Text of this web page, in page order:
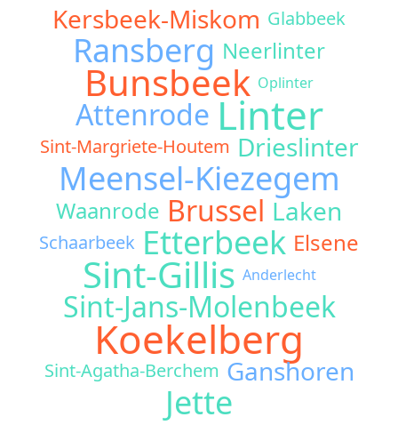
Kersbeek-Miskom Glabbeek
Ransberg Neerlinter
Bunsbeek Oplinter
Attenrode Linter
Sint-Margriete-Houtem Drieslinter
Meensel-Kiezegem
Waanrode Brussel Laken
Schaarbeek Etterbeek Elsene
Sint-Gillis Anderlecht
Sint-Jans-Molenbeek
Koekelberg
Sint-Agatha-Berchem Ganshoren
Jette